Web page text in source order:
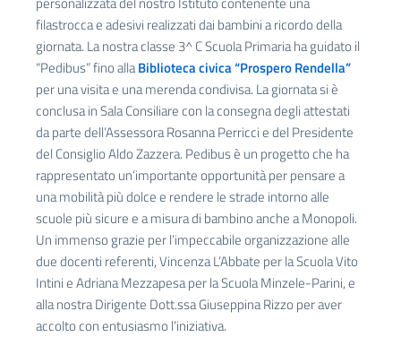
filastrocca e adesivi realizzati dai bambini a ricordo della
giornata. La nostra classe 3^ C Scuola Primaria ha guidato il
“Pedibus” fino allaBiblioteca civica “Prospero Rendella”
per una visita e una merenda condivisa. La giornata si è
conclusa in Sala Consiliare con la consegna degli attestati
da parte dell’Assessora Rosanna Perricci e del Presidente
del Consiglio Aldo Zazzera. Pedibus è un progetto che ha
rappresentato un’importante opportunità per pensare a
una mobilità più dolce e rendere le strade intorno alle
scuole più sicure e a misura di bambino anche a Monopoli.
Un immenso grazie per l’impeccabile organizzazione alle
due docenti referenti, Vincenza L’Abbate per la Scuola Vito
Intini e Adriana Mezzapesa per la Scuola Minzele-Parini, e
alla nostra Dirigente Dott.ssa Giuseppina Rizzo per aver
accolto con entusiasmo l’iniziativa.